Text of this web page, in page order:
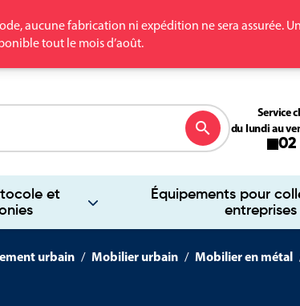
aucune fabrication ni expédition ne sera assurée.
tout le mois d’août.
et
Équipements pour
entreprises
search
Service
du lundi au
02
urbain Mobilier urbain Mobilier en métal